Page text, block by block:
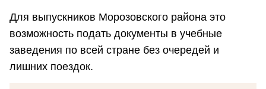
Для выпускников Морозовского района это
возможность подать документы в учебные
заведения по всей стране без очередей и
лишних поездок.